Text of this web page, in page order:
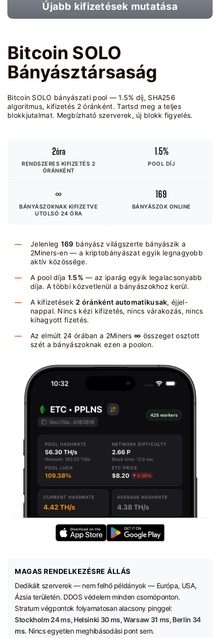
Újabb kifizetések mutatása
Bitcoin SOLO
Bányásztársaság
Bitcoin SOLO bányászati pool — 1.5% díj, SHA256
algoritmus, kifizetés 2 óránként. Tartsd meg a teljes
blokkjutalmat. Megbízható szerverek, új blokk figyelés.
2óra
RENDSZERES KIFIZETÉS 2
ÓRÁNKÉNT
1.5%
POOL DÍJ
∞
BÁNYÁSZOKNAK KIFIZETVE
UTOLSÓ 24 ÓRA
169
BÁNYÁSZOK ONLINE
Jelenleg 169 bányász világszerte bányászik a
2Miners-en — a kriptobányászat egyik legnagyobb
aktív közössége.
A pool díja 1.5% — az iparág egyik legalacsonyabb
díja. A többi közvetlenül a bányászokhoz kerül.
A kifizetések 2 óránként automatikusak, éjjel-
nappal. Nincs kézi kifizetés, nincs várakozás, nincs
kihagyott fizetés.
Az elmúlt 24 órában a 2Miners ∞ összeget osztott
szét a bányászoknak ezen a poolon.
MAGAS RENDELKEZÉSRE ÁLLÁS
Dedikált szerverek — nem felhő példányok — Európa, USA,
Ázsia területén. DDOS védelem minden csomóponton.
Stratum végpontok folyamatosan alacsony pinggel:
Stockholm 24 ms, Helsinki 30 ms, Warsaw 31 ms, Berlin 34
ms. Nincs egyetlen meghibásodási pont sem.